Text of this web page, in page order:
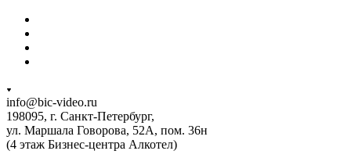
info@bic-video.ru
198095, г. Санкт-Петербург,
ул. Маршала Говорова, 52А, пом. 36н
(4 этаж Бизнес-центра Алкотел)